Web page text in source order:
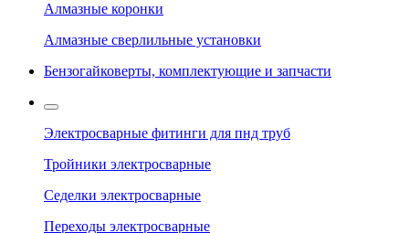
Алмазные коронки
Алмазные сверлильные установки
Бензогайковерты, комплектующие и запчасти
Электросварные фитинги для пнд труб
Тройники электросварные
Седелки электросварные
Переходы электросварные